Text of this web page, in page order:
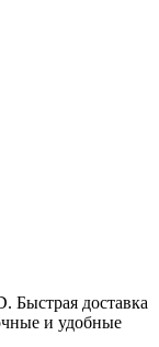
Быстрая доставка
и удобные